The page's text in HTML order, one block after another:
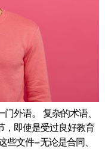
外语。 复杂的术语、
，即使是受过良好教育
些文件–无论是合同、